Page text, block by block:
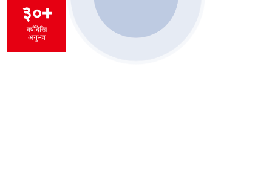
३०+
वर्षौंदेखि
अनुभव